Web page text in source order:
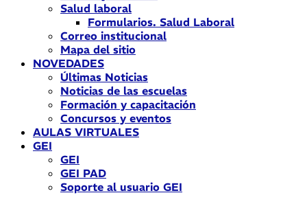
Salud laboral
Formularios. Salud Laboral
Correo institucional
Mapa del sitio
NOVEDADES
Últimas Noticias
Noticias de las escuelas
Formación y capacitación
Concursos y eventos
AULAS VIRTUALES
GEI
GEI
GEI PAD
Soporte al usuario GEI